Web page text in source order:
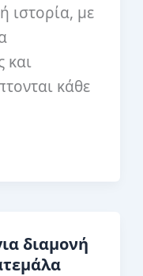
ιστορία, με
και
κάθε
διαμονή